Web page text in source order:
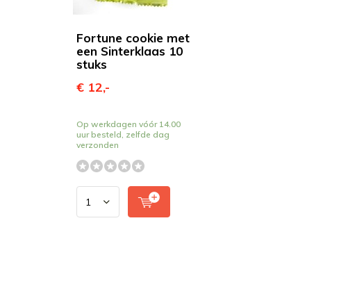
Fortune cookie met
een Sinterklaas 10
stuks
€ 12,-
Op werkdagen vóór 14.00
uur besteld, zelfde dag
verzonden